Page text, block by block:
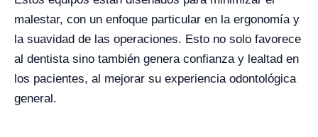
malestar, con un enfoque particular en la ergonomía y
la suavidad de las operaciones. Esto no solo favorece
al dentista sino también genera confianza y lealtad en
los pacientes, al mejorar su experiencia odontológica
general.